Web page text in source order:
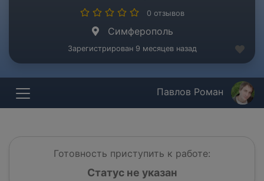
0 отзывов
Симферополь
Зарегистрирован 9 месяцев назад
Павлов Роман
Готовность приступить к работе:
Статус не указан